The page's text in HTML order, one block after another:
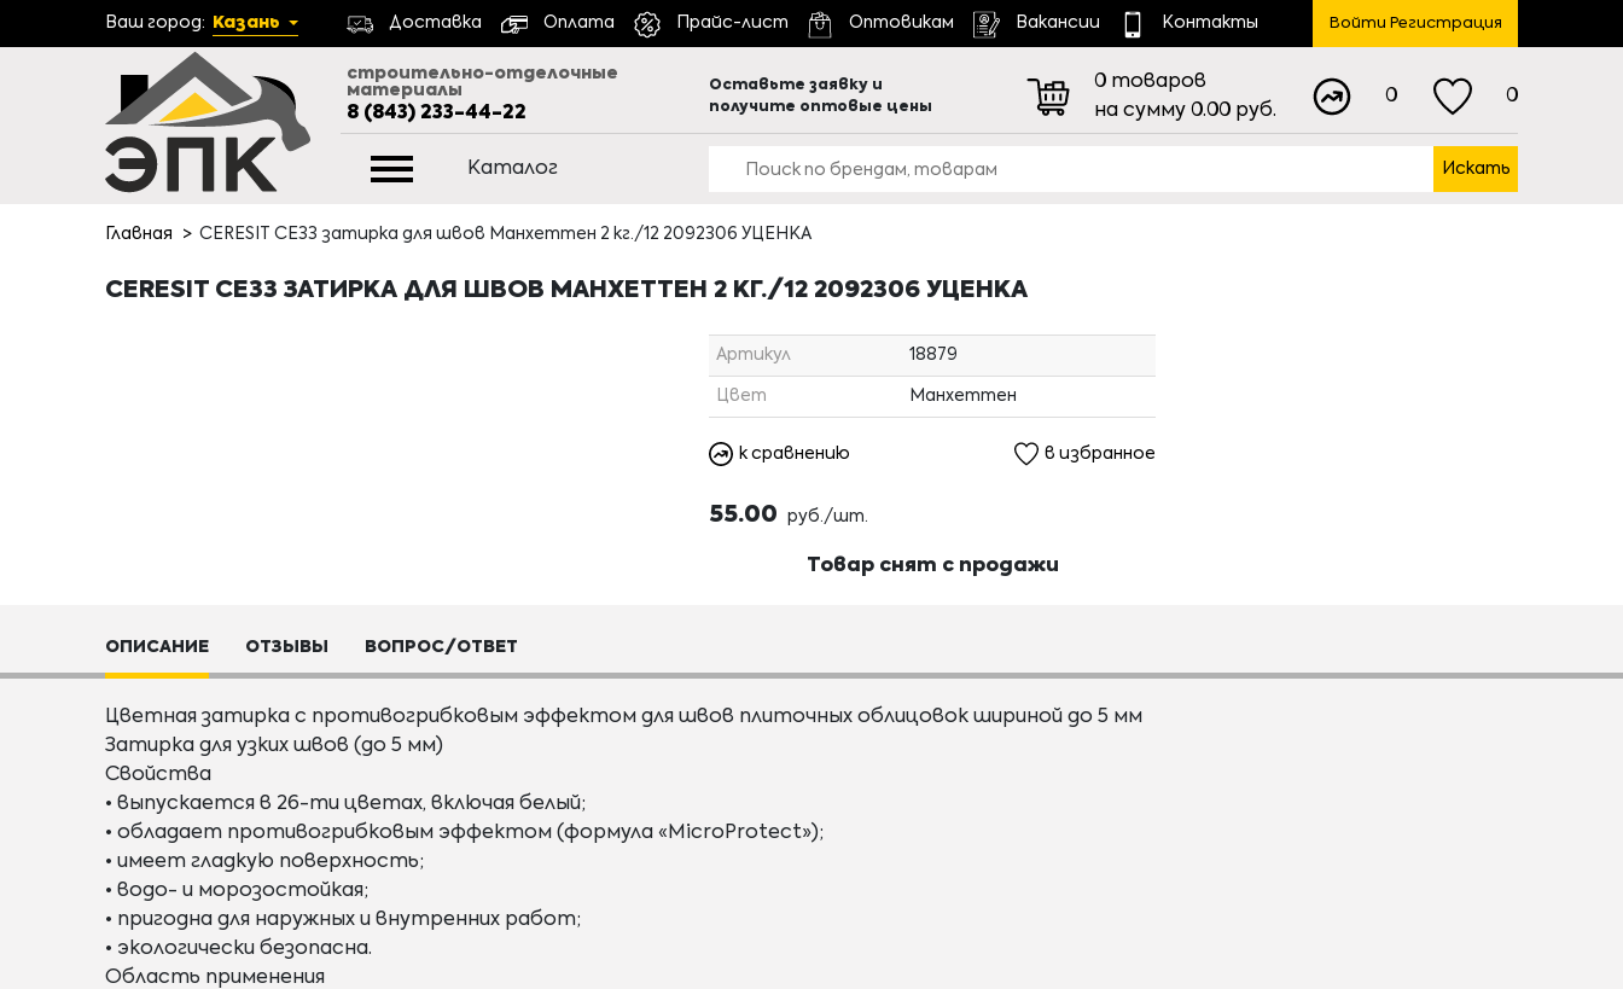
Ваш город: Казань Доставка Оплата Прайс-лист Оптовикам Вакансии Контакты Войти Регистрация
строительно-отделочные
материалы
8 (843) 233-44-22
Оставьте заявку и
получите оптовые цены
0 товаров
на сумму 0.00 руб.
0 0
Каталог Искать
Главная CERESIT CE33 затирка для швов Манхеттен 2 кг./12 2092306 УЦЕНКА
CERESIT CE33 ЗАТИРКА ДЛЯ ШВОВ МАНХЕТТЕН 2 КГ./12 2092306 УЦЕНКА
Артикул 18879
Цвет Манхеттен
к сравнению в избранное
55.00 руб./шт.
Товар снят с продажи
ОПИСАНИЕ ОТЗЫВЫ ВОПРОС/ОТВЕТ
Цветная затирка с противогрибковым эффектом для швов плиточных облицовок шириной до 5 мм
Затирка для узких швов (до 5 мм)
Свойства
• выпускается в 26-ти цветах, включая белый;
• обладает противогрибковым эффектом (формула «MicroProtect»);
• имеет гладкую поверхность;
• водо- и морозостойкая;
• пригодна для наружных и внутренних работ;
• экологически безопасна.
Область применения